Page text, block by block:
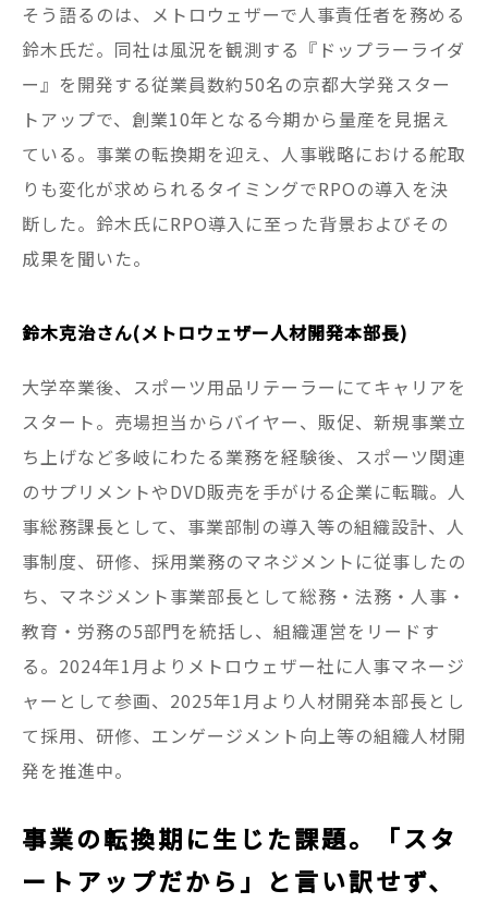
そう語るのは、メトロウェザーで人事責任者を務める
鈴木氏だ。同社は風況を観測する『ドップラーライダ
ー』を開発する従業員数約50名の京都大学発スター
トアップで、創業10年となる今期から量産を見据え
ている。事業の転換期を迎え、人事戦略における舵取
りも変化が求められるタイミングでRPOの導入を決
断した。鈴木氏にRPO導入に至った背景およびその
成果を聞いた。
鈴木克治さん(メトロウェザー人材開発本部長)
大学卒業後、スポーツ用品リテーラーにてキャリアを
スタート。売場担当からバイヤー、販促、新規事業立
ち上げなど多岐にわたる業務を経験後、スポーツ関連
のサプリメントやDVD販売を手がける企業に転職。人
事総務課長として、事業部制の導入等の組織設計、人
事制度、研修、採用業務のマネジメントに従事したの
ち、マネジメント事業部長として総務・法務・人事・
教育・労務の5部門を統括し、組織運営をリードす
る。2024年1月よりメトロウェザー社に人事マネージ
ャーとして参画、2025年1月より人材開発本部長とし
て採用、研修、エンゲージメント向上等の組織人材開
発を推進中。
事業の転換期に生じた課題。「スタ
ートアップだから」と言い訳せず、